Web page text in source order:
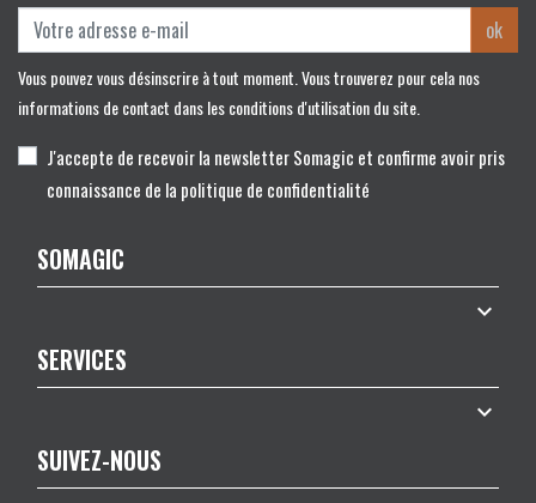
ok
Vous pouvez vous désinscrire à tout moment. Vous trouverez pour cela nos
informations de contact dans les conditions d'utilisation du site.
J'accepte de recevoir la newsletter Somagic et confirme avoir pris
connaissance de la politique de confidentialité
SOMAGIC

SERVICES

SUIVEZ-NOUS